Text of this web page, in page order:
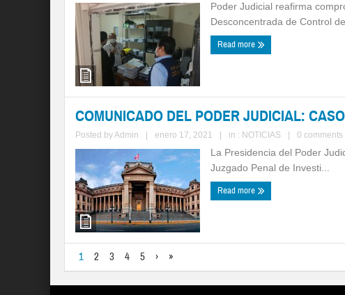
Poder Judicial reafirma
Desconcentrada de Control
Read more
COMUNICADO DEL PODER JUDICIAL:
Posted byAdmin enero 17, 2021 in : NOTICIAS 0 comments
La Presidencia del Poder
Juzgado Penal de Investi...
Read more
1 2 3 4 5 › »